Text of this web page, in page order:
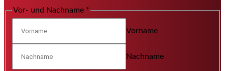
Vor- und Nachname *
Vorname
Nachname